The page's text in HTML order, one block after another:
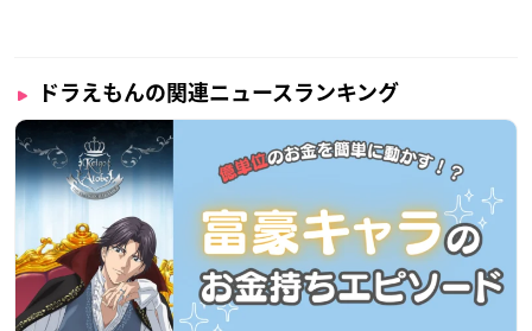
ドラえもんの関連ニュースランキング